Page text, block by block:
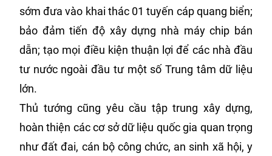
sớm đưa vào khai thác 01 tuyến cáp quang biển;
bảo đảm tiến độ xây dựng nhà máy chip bán
dẫn; tạo mọi điều kiện thuận lợi để các nhà đầu
tư nước ngoài đầu tư một số Trung tâm dữ liệu
lớn.
Thủ tướng cũng yêu cầu tập trung xây dựng,
hoàn thiện các cơ sở dữ liệu quốc gia quan trọng
như đất đai, cán bộ công chức, an sinh xã hội, y